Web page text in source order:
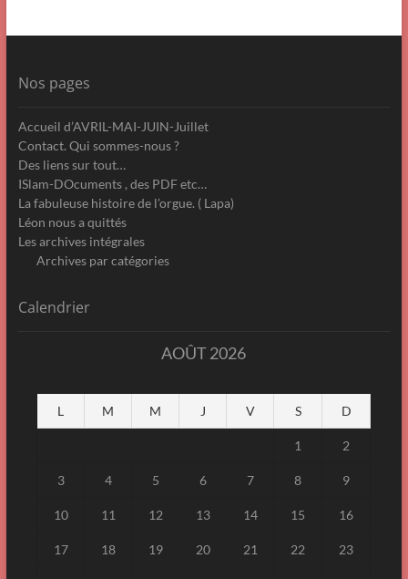
Nos pages
Accueil d’AVRIL-MAI-JUIN-Juillet
Contact. Qui sommes-nous ?
Des liens sur tout…
ISlam-DOcuments , des PDF etc…
La fabuleuse histoire de l’orgue. ( Lapa)
Léon nous a quittés
Les archives intégrales
Archives par catégories
Calendrier
AOÛT 2026
L M M J V S D
1 2
3 4 5 6 7 8 9
10 11 12 13 14 15 16
17 18 19 20 21 22 23